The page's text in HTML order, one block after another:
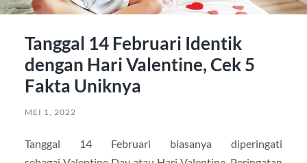
Tanggal 14 Februari Identik
dengan Hari Valentine, Cek 5
Fakta Uniknya
MEI 1, 2022
Tanggal 14 Februari biasanya diperingati